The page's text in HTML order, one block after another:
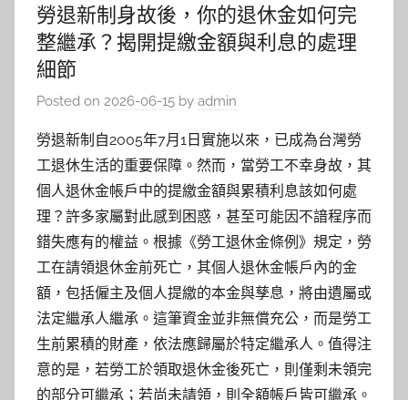
勞退新制身故後，你的退休金如何完
整繼承？揭開提繳金額與利息的處理
細節
Posted on 2026-06-15 by admin
勞退新制自2005年7月1日實施以來，已成為台灣勞
工退休生活的重要保障。然而，當勞工不幸身故，其
個人退休金帳戶中的提繳金額與累積利息該如何處
理？許多家屬對此感到困惑，甚至可能因不諳程序而
錯失應有的權益。根據《勞工退休金條例》規定，勞
工在請領退休金前死亡，其個人退休金帳戶內的金
額，包括僱主及個人提繳的本金與孳息，將由遺屬或
法定繼承人繼承。這筆資金並非無償充公，而是勞工
生前累積的財產，依法應歸屬於特定繼承人。值得注
意的是，若勞工於領取退休金後死亡，則僅剩未領完
的部分可繼承；若尚未請領，則全額帳戶皆可繼承。